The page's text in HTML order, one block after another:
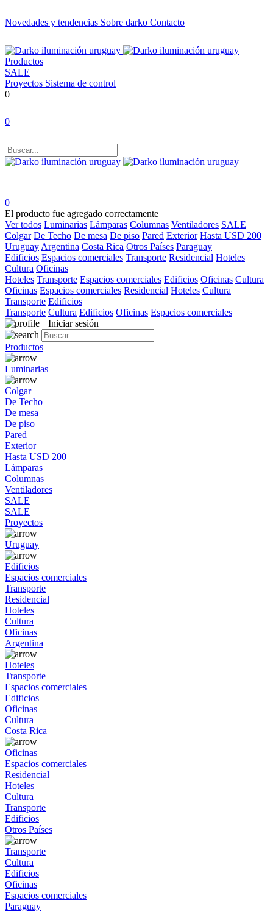
Novedades y tendencias Sobre darko Contacto
Productos
SALE
Proyectos Sistema de control
0
0
0
El producto fue agregado correctamente
Ver todos Luminarias Lámparas Columnas Ventiladores SALE
Colgar De Techo De mesa De piso Pared Exterior Hasta USD 200
Uruguay Argentina Costa Rica Otros Países Paraguay
Edificios Espacios comerciales Transporte Residencial Hoteles
Cultura Oficinas
Hoteles Transporte Espacios comerciales Edificios Oficinas Cultura
Oficinas Espacios comerciales Residencial Hoteles Cultura
Transporte Edificios
Transporte Cultura Edificios Oficinas Espacios comerciales
Iniciar sesión
Productos
Luminarias
Colgar
De Techo
De mesa
De piso
Pared
Exterior
Hasta USD 200
Lámparas
Columnas
Ventiladores
SALE
SALE
Proyectos
Uruguay
Edificios
Espacios comerciales
Transporte
Residencial
Hoteles
Cultura
Oficinas
Argentina
Hoteles
Transporte
Espacios comerciales
Edificios
Oficinas
Cultura
Costa Rica
Oficinas
Espacios comerciales
Residencial
Hoteles
Cultura
Transporte
Edificios
Otros Países
Transporte
Cultura
Edificios
Oficinas
Espacios comerciales
Paraguay